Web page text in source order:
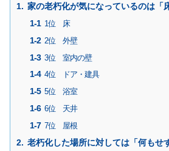
家の老朽化が気になっているのは「
1位 床
2位 外壁
3位 室内の壁
4位 ドア・建具
5位 浴室
6位 天井
7位 屋根
老朽化した場所に対しては「何もせ